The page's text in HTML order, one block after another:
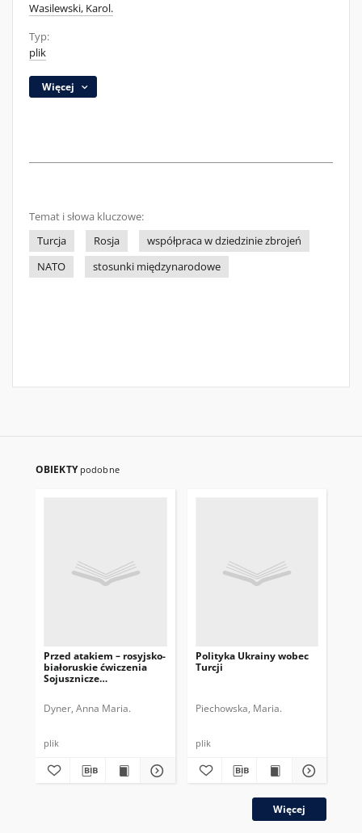
Wasilewski, Karol.
Typ:
plik
Więcej
Temat i słowa kluczowe:
Turcja
Rosja
współpraca w dziedzinie zbrojeń
NATO
stosunki międzynarodowe
OBIEKTY podobne
Przed atakiem – rosyjsko-
białoruskie ćwiczenia
Sojusznicze
Dyner, Anna Maria.
plik
Polityka Ukrainy wobec
Turcji
Piechowska, Maria.
plik
Więcej